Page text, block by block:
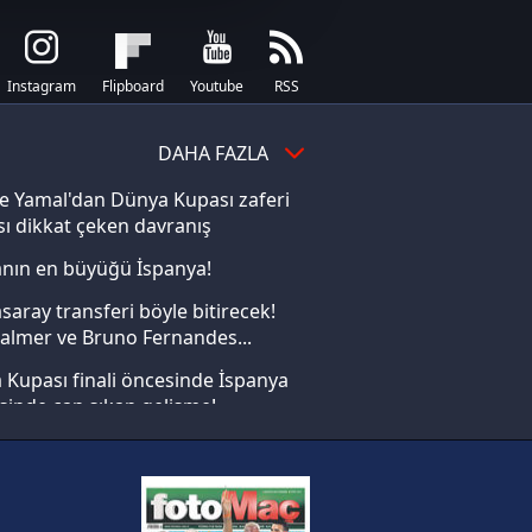
sunulması
ve sizlere yönelik
ve sitemizde ilgili
Instagram Flipboard Youtube RSS
DAHA FAZLA
Yamal'dan Dünya Kupası zaferi
dikkat çeken davranış
en büyüğü İspanya!
transferi böyle bitirecek!
ve Bruno Fernandes...
Kupası finali öncesinde İspanya
can sıkan gelişme!
Dünya Kupası'nı kazanana
yüzüğü verilecek
Crespo, Meksika Ligi